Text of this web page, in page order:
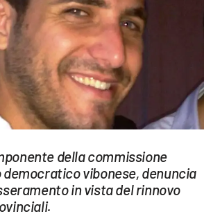
della commissione
vibonese, denuncia
in vista del rinnovo